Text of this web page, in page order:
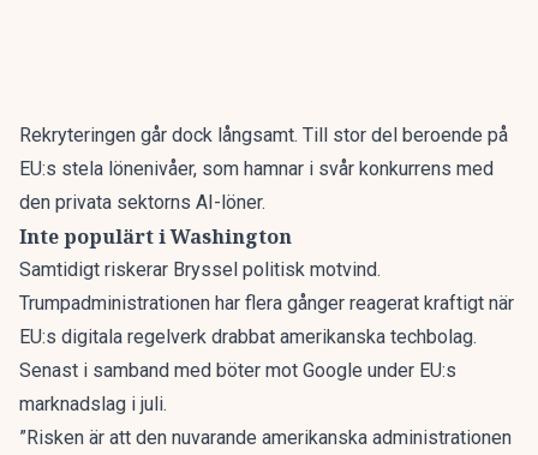
Rekryteringen går dock långsamt. Till stor del beroende på
EU:s stela lönenivåer, som hamnar i svår konkurrens med
den privata sektorns AI-löner.
Inte populärt i Washington
Samtidigt riskerar Bryssel politisk motvind.
Trumpadministrationen har flera gånger reagerat kraftigt när
EU:s digitala regelverk drabbat amerikanska techbolag.
Senast i samband med böter mot Google under EU:s
marknadslag i juli.
”Risken är att den nuvarande amerikanska administrationen